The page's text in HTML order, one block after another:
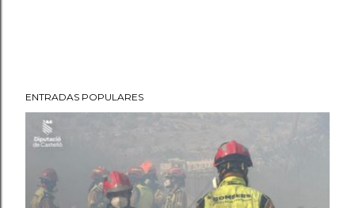
ENTRADAS POPULARES